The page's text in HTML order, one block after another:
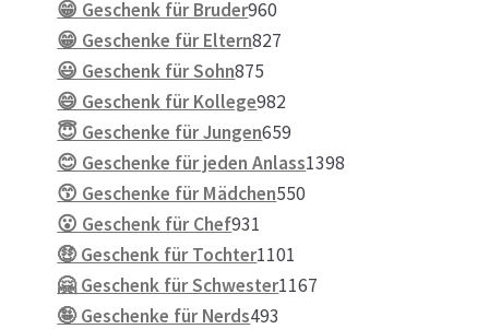
Produkte
😁 Geschenk für Bruder960
Produkte
😁 Geschenke für Eltern827
😃 Geschenk für Sohn875
Produkte
😄 Geschenk für Kollege982
Produkte
😇 Geschenke für Jungen659
Produkte
😊 Geschenke für jeden Anlass1398
😙 Geschenke für Mädchen550
😮 Geschenk für Chef931
Produkte
🤑 Geschenk für Tochter1101
Produkte
🤗 Geschenk für Schwester1167
🤪 Geschenke für Nerds493